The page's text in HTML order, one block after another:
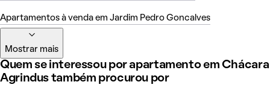
Apartamentos à venda em Jardim Pedro Goncalves
Mostrar mais
Quem se interessou por apartamento em Chácara
Agrindus também procurou por